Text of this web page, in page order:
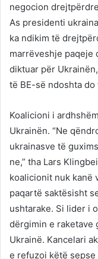
negocion
As presidenti
ka ndikim të
marrëveshje paqeje
diktuar për
të BE-së ndoshta
Koalicioni i
Ukrainën. “Ne
ukrainasve të
ne,” tha Lars
koalicionit nuk kanë
paqartë saktësisht
ushtarake. Si lider i
dërgimin e raketave
Ukrainë. Kancelari
e refuzoi këtë